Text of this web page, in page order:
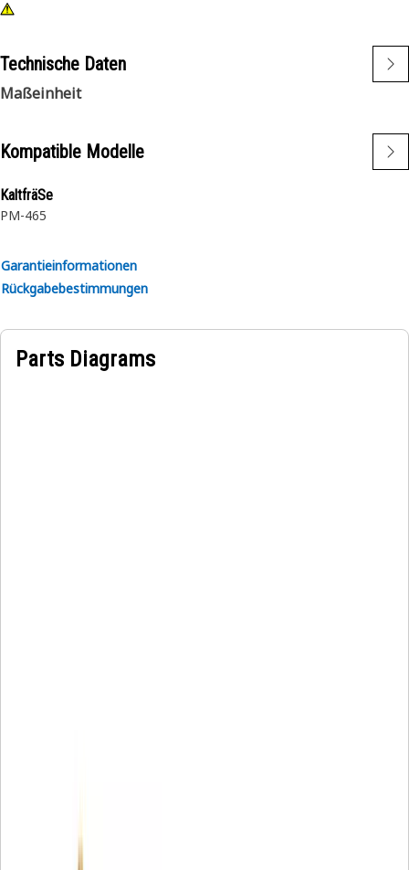
Technische Daten
Maßeinheit
Kompatible Modelle
KaltfräSe
PM-465
Garantieinformationen
Rückgabebestimmungen
Parts Diagrams